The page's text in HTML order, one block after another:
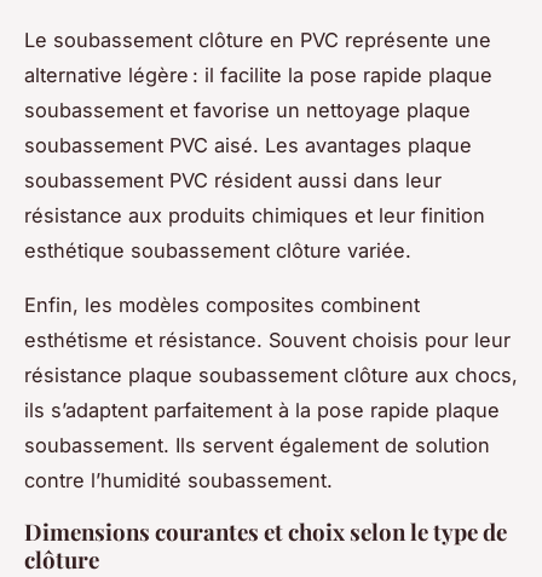
Le soubassement clôture en PVC représente une
alternative légère : il facilite la pose rapide plaque
soubassement et favorise un nettoyage plaque
soubassement PVC aisé. Les avantages plaque
soubassement PVC résident aussi dans leur
résistance aux produits chimiques et leur finition
esthétique soubassement clôture variée.
Enfin, les modèles composites combinent
esthétisme et résistance. Souvent choisis pour leur
résistance plaque soubassement clôture aux chocs,
ils s’adaptent parfaitement à la pose rapide plaque
soubassement. Ils servent également de solution
contre l’humidité soubassement.
Dimensions courantes et choix selon le type de
clôture